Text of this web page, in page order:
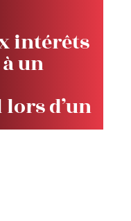
intérêts
un
d’un